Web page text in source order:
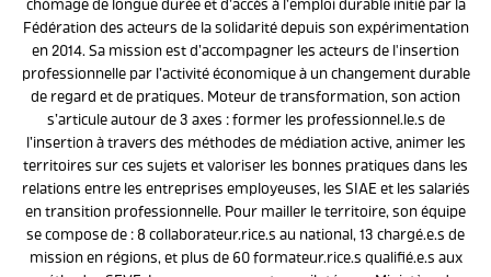
chômage de longue durée et d’accès à l’emploi durable initié par la
Fédération des acteurs de la solidarité depuis son expérimentation
en 2014. Sa mission est d’accompagner les acteurs de l'insertion
professionnelle par l’activité économique à un changement durable
de regard et de pratiques. Moteur de transformation, son action
s’articule autour de 3 axes : former les professionnel.le.s de
l’insertion à travers des méthodes de médiation active, animer les
territoires sur ces sujets et valoriser les bonnes pratiques dans les
relations entre les entreprises employeuses, les SIAE et les salariés
en transition professionnelle. Pour mailler le territoire, son équipe
se compose de : 8 collaborateur.rice.s au national, 13 chargé.e.s de
mission en régions, et plus de 60 formateur.rice.s qualifié.e.s aux